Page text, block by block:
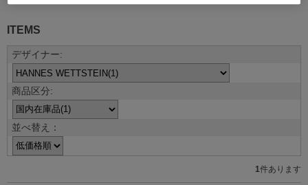
ITEMS
並べ替え：
1件あります